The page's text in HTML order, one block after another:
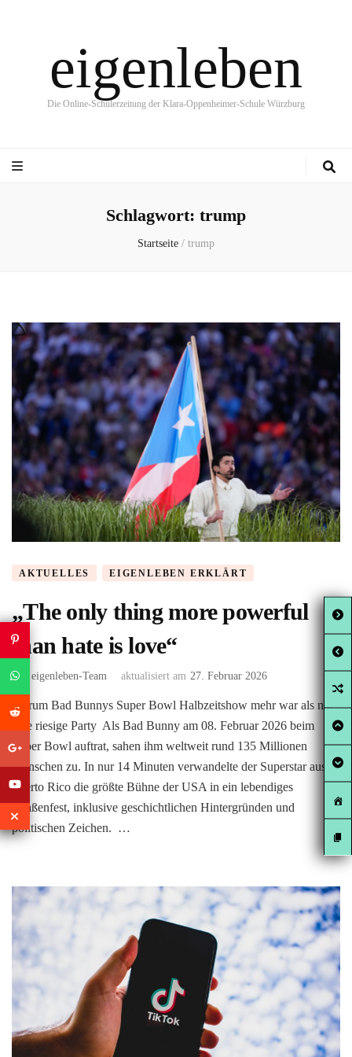
eigenleben
Die Online-Schülerzeitung der Klara-Oppenheimer-Schule Würzburg
Schlagwort: trump
Startseite / trump
AKTUELLES EIGENLEBEN ERKLÄRT
„The only thing more powerful
than hate is love“
von eigenleben-Team aktualisiert am 27. Februar 2026
Warum Bad Bunnys Super Bowl Halbzeitshow mehr war als nur
eine riesige Party Als Bad Bunny am 08. Februar 2026 beim
Super Bowl auftrat, sahen ihm weltweit rund 135 Millionen
Menschen zu. In nur 14 Minuten verwandelte der Superstar aus
Puerto Rico die größte Bühne der USA in ein lebendiges
Straßenfest, inklusive geschichtlichen Hintergründen und
politischen Zeichen. …